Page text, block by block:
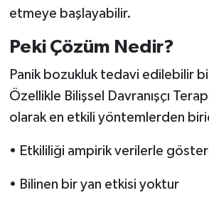
etmeye başlayabilir.
Peki Çözüm Nedir?
Panik bozukluk tedavi edilebilir bir
Özellikle Bilişsel Davranışçı
olarak en etkili yöntemlerden
• Etkililiği ampirik verilerle
• Bilinen bir yan etkisi yoktur